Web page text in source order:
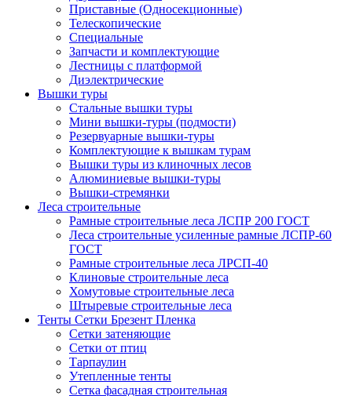
Приставные (Односекционные)
Телескопические
Специальные
Запчасти и комплектующие
Лестницы с платформой
Диэлектрические
Вышки туры
Стальные вышки туры
Мини вышки-туры (подмости)
Резервуарные вышки-туры
Комплектующие к вышкам турам
Вышки туры из клиночных лесов
Алюминиевые вышки-туры
Вышки-стремянки
Леса строительные
Рамные строительные леса ЛСПР 200 ГОСТ
Леса строительные усиленные рамные ЛСПР-60
ГОСТ
Рамные строительные леса ЛРСП-40
Клиновые строительные леса
Хомутовые строительные леса
Штыревые строительные леса
Тенты Сетки Брезент Пленка
Сетки затеняющие
Сетки от птиц
Тарпаулин
Утепленные тенты
Сетка фасадная строительная